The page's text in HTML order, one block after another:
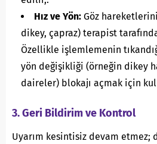
Hız ve Yön: Göz
dikey, çapraz) terapist
Özellikle işlemlemenin
yön değişikliği (örneğin dikey
daireler) blokajı açmak için
3. Geri Bildirim ve Kontrol
Uyarım kesintisiz devam etmez;